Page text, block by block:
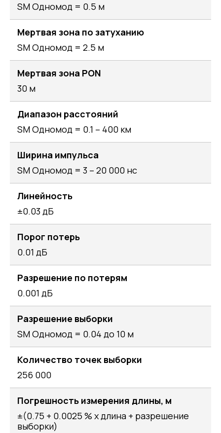
SM Одномод = 0.5 м
Мертвая зона по затуханию
SM Одномод = 2.5 м
Мертвая зона PON
30 м
Диапазон расстояний
SM Одномод = 0.1 – 400 км
Ширина импульса
SM Одномод = 3 – 20 000 нс
Линейность
±0.03 дБ
Порог потерь
0.01 дБ
Разрешение по потерям
0.001 дБ
Разрешение выборки
SM Одномод = 0.04 до 10 м
Количество точек выборки
256 000
Погрешность измерения длины, м
±(0.75 + 0.0025 % x длина + разрешение
выборки)